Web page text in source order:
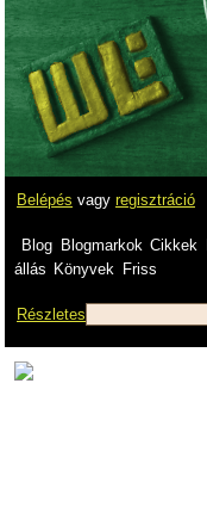
Belépés vagy regisztráció
Blog Blogmarkok Cikkek
állás Könyvek Friss
Részletes